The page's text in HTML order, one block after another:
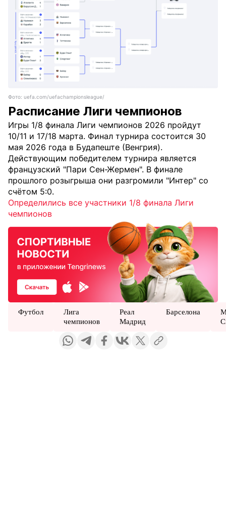
Фото: uefa.com/uefachampionsleague/
Расписание Лиги чемпионов
Игры 1/8 финала Лиги чемпионов 2026 пройдут
10/11 и 17/18 марта. Финал турнира состоится 30
мая 2026 года в Будапеште (Венгрия).
Действующим победителем турнира является
французский "Пари Сен-Жермен". В финале
прошлого розыгрыша они разгромили "Интер" со
счётом 5:0.
Определились все участники 1/8 финала Лиги
чемпионов
Футбол
Лига
чемпионов
Реал
Мадрид
Барселона